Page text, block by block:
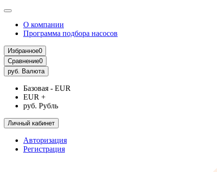
О компании
Программа подбора насосов
Избранное0
Сравнение0
руб. Валюта
Базовая - EUR
EUR +
руб. Рубль
Личный кабинет
Авторизация
Регистрация